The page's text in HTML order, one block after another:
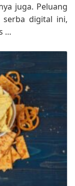
juga. Peluang
serba digital ini,
…